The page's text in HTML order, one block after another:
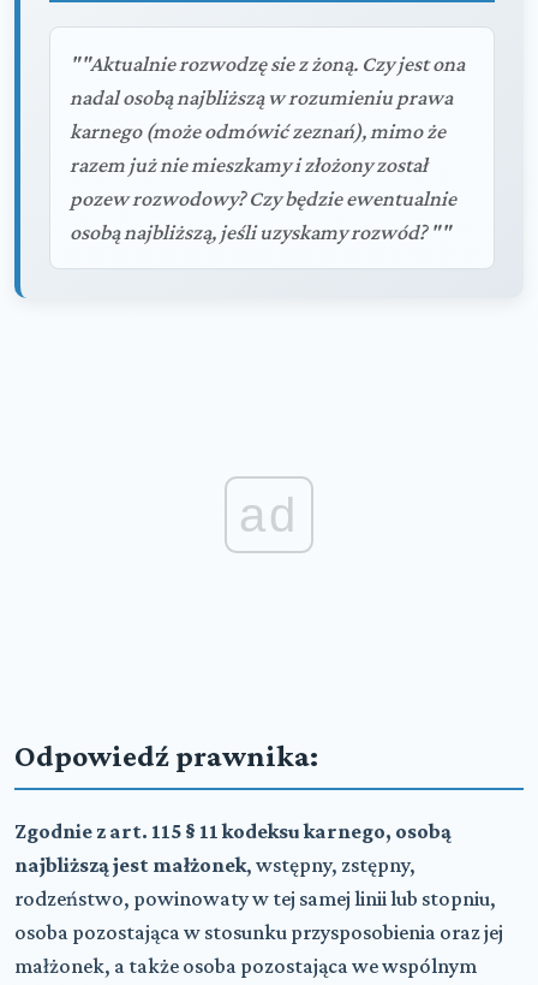
""Aktualnie rozwodzę sie z żoną. Czy jest ona
nadal osobą najbliższą w rozumieniu prawa
karnego (może odmówić zeznań), mimo że
razem już nie mieszkamy i złożony został
pozew rozwodowy? Czy będzie ewentualnie
osobą najbliższą, jeśli uzyskamy rozwód? ""
ad
Odpowiedź prawnika:
Zgodnie z art. 115 § 11 kodeksu karnego, osobą
najbliższą jest małżonek, wstępny, zstępny,
rodzeństwo, powinowaty w tej samej linii lub stopniu,
osoba pozostająca w stosunku przysposobienia oraz jej
małżonek, a także osoba pozostająca we wspólnym